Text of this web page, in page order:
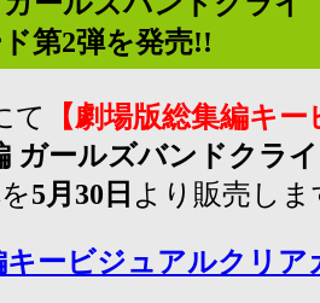
第2弾を発売!!
て
【劇場版総集編キ
ガールズバンドクラ
5月30日 より販売し
キービジュアルクリ